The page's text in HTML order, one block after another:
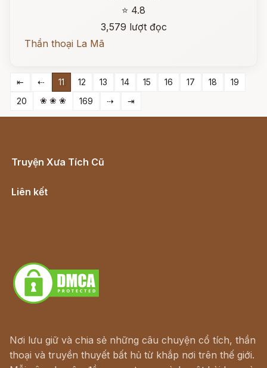
⭐ 4.8
3,579 lượt đọc
Thần thoại La Mã
⇤ ⇠ 11 12 13 14 15 16 17 18
19
20
❀ ❀ ❀ 169 ⇢ ⇥
Truyện Xưa Tích Cũ
Liên kết
Nơi lưu giữ và chia sẻ những câu chuyện cổ tích, thần
thoại và truyền thuyết bất hủ từ khắp nơi trên thế giới.